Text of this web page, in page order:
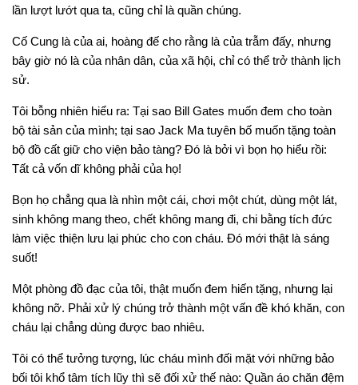
lần lượt lướt qua ta, cũng chỉ là quần chúng.
Cố Cung là của ai, hoàng đế cho rằng là của trẫm đấy, nhưng
bây giờ nó là của nhân dân, của xã hội, chỉ có thể trở thành lịch
sử.
Tôi bỗng nhiên hiểu ra: Tại sao Bill Gates muốn đem cho toàn
bộ tài sản của mình; tại sao Jack Ma tuyên bố muốn tặng toàn
bộ đồ cất giữ cho viện bảo tàng? Đó là bởi vì bọn họ hiểu rồi:
Tất cả vốn dĩ không phải của họ!
Bọn họ chẳng qua là nhìn một cái, chơi một chút, dùng một lát,
sinh không mang theo, chết không mang đi, chi bằng tích đức
làm việc thiện lưu lại phúc cho con cháu. Đó mới thật là sáng
suốt!
Một phòng đồ đạc của tôi, thật muốn đem hiến tặng, nhưng lại
không nỡ. Phải xử lý chúng trở thành một vấn đề khó khăn, con
cháu lại chẳng dùng được bao nhiêu.
Tôi có thể tưởng tượng, lúc cháu mình đối mặt với những bảo
bối tôi khổ tâm tích lũy thì sẽ đối xử thế nào: Quần áo chăn đệm